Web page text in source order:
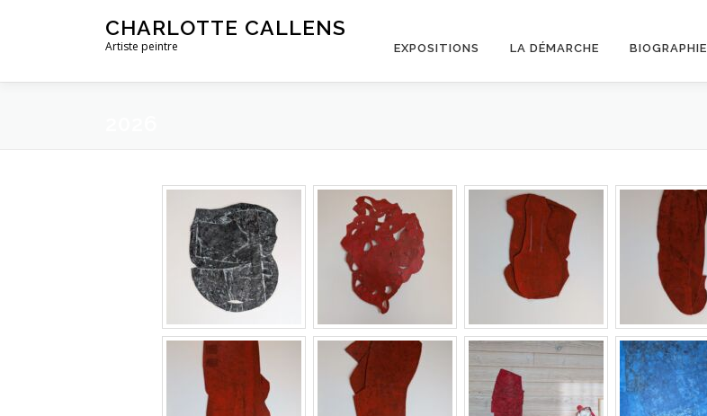
CHARLOTTE CALLENS
Artiste peintre EXPOSITIONS LA DÉMARCHE BIOGRAPHIE